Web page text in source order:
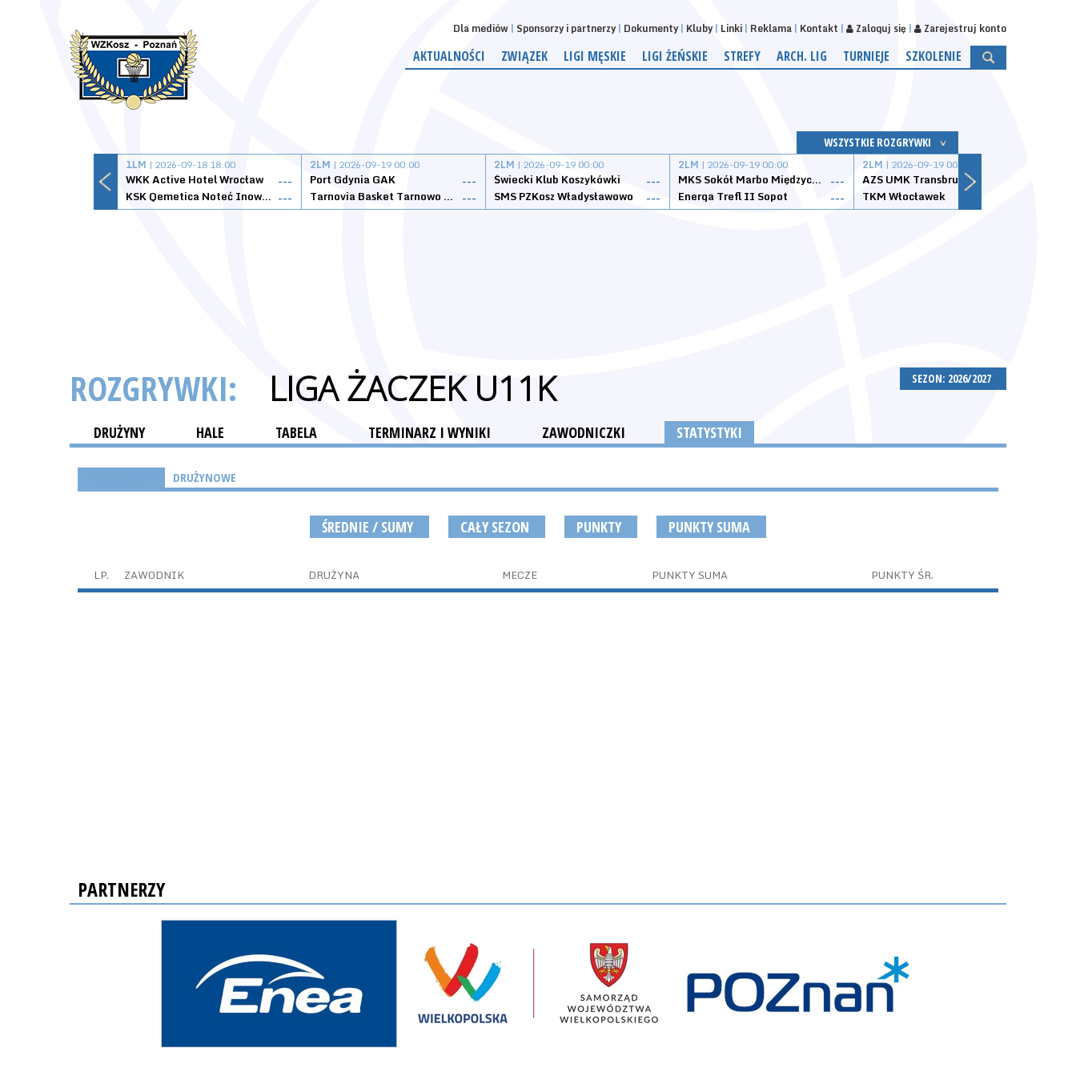
Dla mediów Sponsorzy i partnerzy Dokumenty Kluby Linki Reklama Kontakt Zaloguj się Zarejestruj konto
AKTUALNOŚCI ZWIĄZEK LIGI MĘSKIE LIGI ŻEŃSKIE STREFY ARCH. LIG TURNIEJE SZKOLENIE
WSZYSTKIE ROZGRYWKI
1LM | 2026-09-18 18:00
WKK Active Hotel Wrocław
---
KSK Qemetica Noteć Inowrocław ---
2LM | 2026-09-19 00:00
Port Gdynia GAK
---
Tarnovia Basket Tarnowo Podgórne ---
2LM | 2026-09-19 00:00
Świecki Klub Koszykówki
---
SMS PZKosz Władysławowo
---
2LM | 2026-09-19 00:00
MKS Sokół Marbo Międzychód ---
Energa Trefl II Sopot
---
2LM | 2026-09-19 00:00
AZS UMK Transbruk Toruń
TKM Włocławek
SEZON: 2026/2027
ROZGRYWKI: LIGA ŻACZEK U11K
DRUŻYNY HALE TABELA TERMINARZ I WYNIKI ZAWODNICZKI STATYSTYKI
DRUŻYNOWE
ŚREDNIE / SUMY CAŁY SEZON PUNKTY PUNKTY SUMA
LP. ZAWODNIK DRUŻYNA MECZE PUNKTY SUMA PUNKTY ŚR.
PARTNERZY